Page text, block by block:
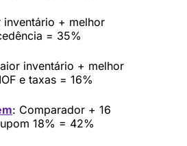
inventário + melhor
= 35%
inventário + melhor
e taxas = 16%
: Comparador + 16
18% = 42%